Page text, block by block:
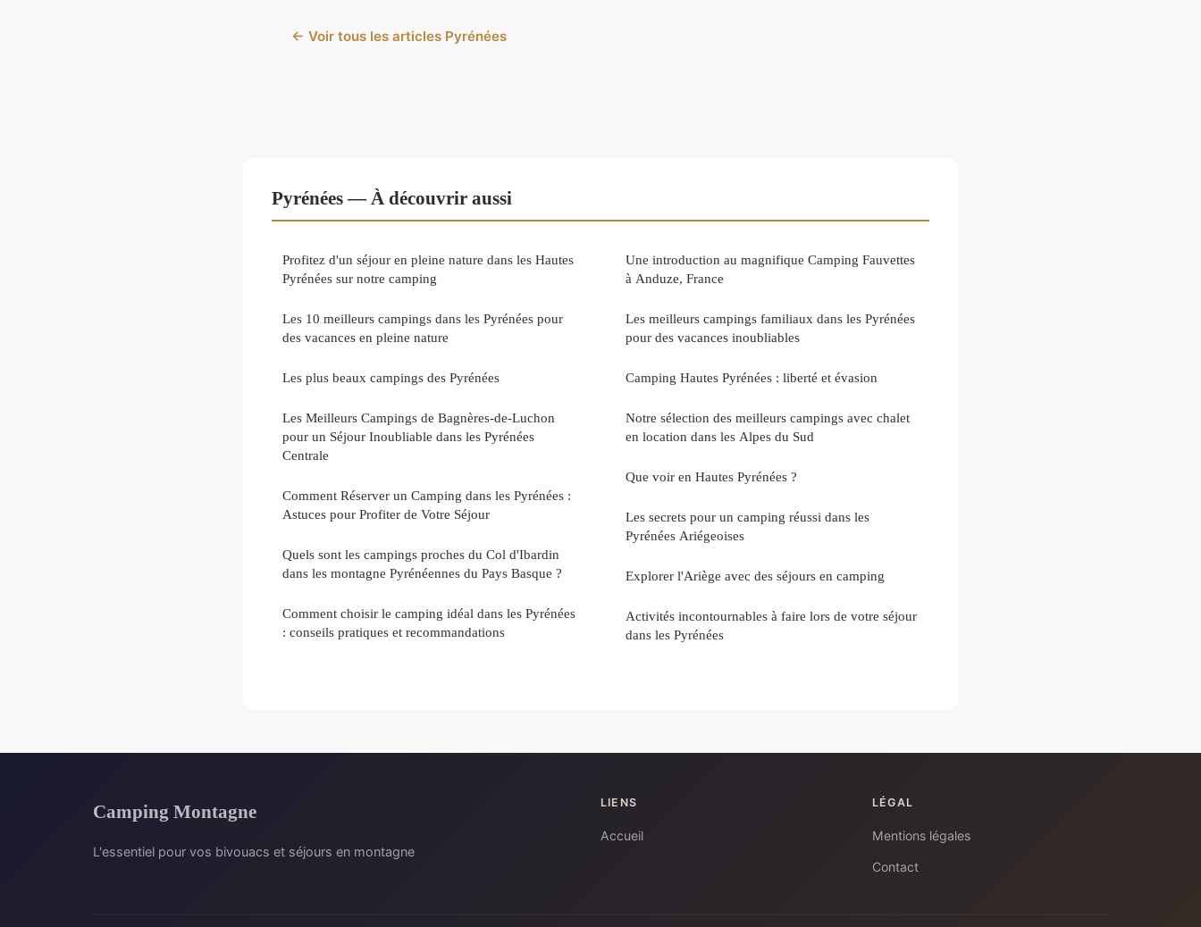
← Voir tous les articles Pyrénées
Pyrénées — À découvrir aussi
Profitez d'un séjour en pleine nature dans les Hautes
Pyrénées sur notre camping
Les 10 meilleurs campings dans les Pyrénées pour
des vacances en pleine nature
Les plus beaux campings des Pyrénées
Les Meilleurs Campings de Bagnères-de-Luchon
pour un Séjour Inoubliable dans les Pyrénées
Centrale
Comment Réserver un Camping dans les Pyrénées :
Astuces pour Profiter de Votre Séjour
Quels sont les campings proches du Col d'Ibardin
dans les montagne Pyrénéennes du Pays Basque ?
Comment choisir le camping idéal dans les Pyrénées
: conseils pratiques et recommandations
Une introduction au magnifique Camping Fauvettes
à Anduze, France
Les meilleurs campings familiaux dans les Pyrénées
pour des vacances inoubliables
Camping Hautes Pyrénées : liberté et évasion
Notre sélection des meilleurs campings avec chalet
en location dans les Alpes du Sud
Que voir en Hautes Pyrénées ?
Les secrets pour un camping réussi dans les
Pyrénées Ariégeoises
Explorer l'Ariège avec des séjours en camping
Activités incontournables à faire lors de votre séjour
dans les Pyrénées
Camping Montagne
L'essentiel pour vos bivouacs et séjours en montagne
LIENS
Accueil
LÉGAL
Mentions légales
Contact